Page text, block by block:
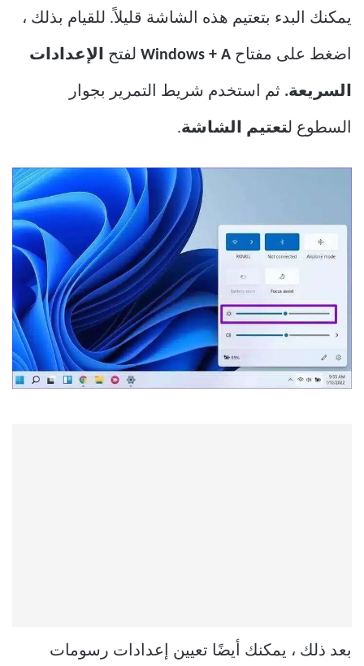
يمكنك البدء بتعتيم هذه الشاشة قليلاً. للقيام بذلك ،
اضغط على مفتاح Windows + A لفتح الإعدادات
السريعة. ثم استخدم شريط التمرير بجوار
السطوع لتعتيم الشاشة.
بعد ذلك ، يمكنك أيضًا تعيين إعدادات رسومات